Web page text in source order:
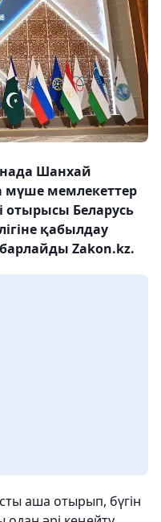
Шанхай
мемлекеттер
отырысы Беларусь
қабылдау
Zakon.kz.
аша отырып, бүгін